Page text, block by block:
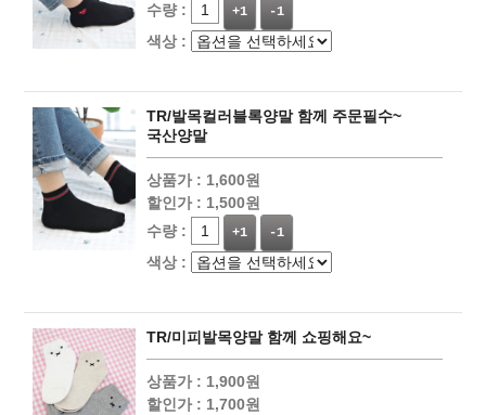
수량 :
+1 -1
색상 :
TR/발목컬러블록양말 함께 주문필수~
국산양말
상품가 : 1,600원
할인가 : 1,500원
수량 :
+1 -1
색상 :
TR/미피발목양말 함께 쇼핑해요~
상품가 : 1,900원
할인가 : 1,700원